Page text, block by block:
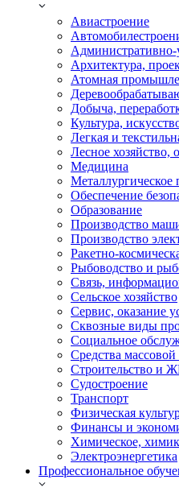
Авиастроение
Административно-
Архитектура,
Атомная
Добыча,
Культура,
Легкая и
Лесное хозяйство,
Медицина
Металлургическое
Обеспечение
Образование
Производство
Производство
Ракетно-
Рыбоводство и
Связь,
Сельское хозяйство
Сервис, оказание
Сквозные виды
Социальное
Средства
Строительство и
Судостроение
Транспорт
Физическая
Финансы и
Химическое,
Электроэнергетика
Профессиональное